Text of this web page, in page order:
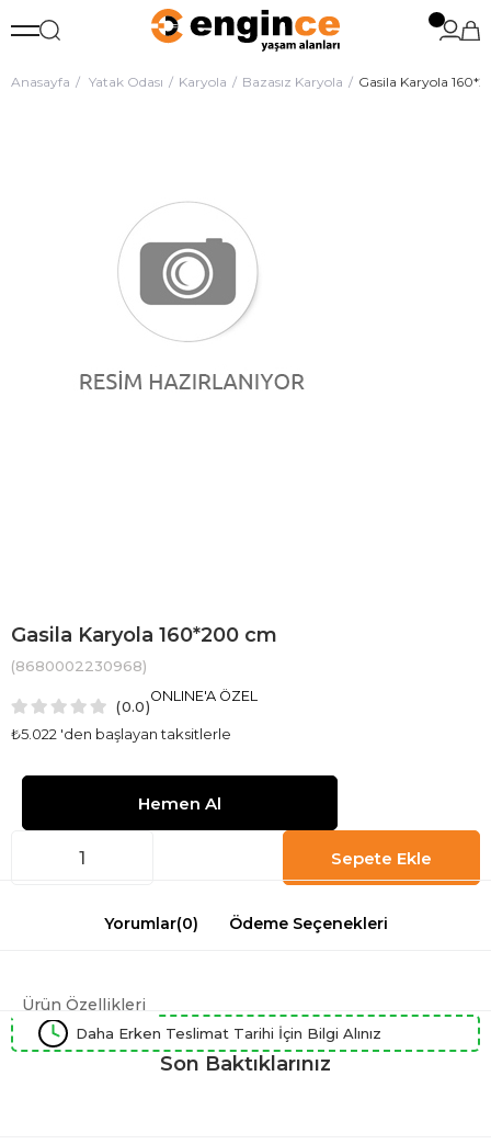
Anasayfa Yatak Odası Karyola Bazasız Karyola Gasila Karyola
Gasila Karyola 160*200 cm
(8680002230968)
0.0
₺5.022 'den başlayan taksitlerle
ONLINE'A ÖZEL
Yorumlar(0) Ödeme Seçenekleri
Ürün Özellikleri
Daha Erken Teslimat Tarihi İçin Bilgi Alınız
Son Baktıklarınız